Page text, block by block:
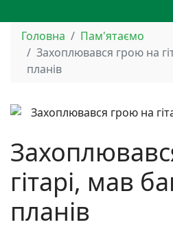
Головна
Пам'ятаємо
Захоплювався грою на
планів
гітарі, мав
планів